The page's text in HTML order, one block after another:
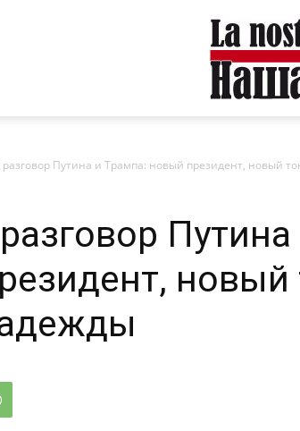
Путина и Трампа: новый президент, новый
новый